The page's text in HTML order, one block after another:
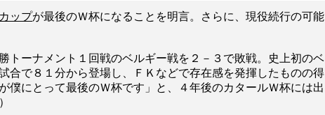
ップが最後のＷ杯になることを明言。さらに、現役続行の可能
トーナメント１回戦のベルギー戦を２－３で敗戦。史上初のベ
合で８１分から登場し、ＦＫなどで存在感を発揮したものの得
僕にとって最後のＷ杯です」と、４年後のカタールＷ杯には出